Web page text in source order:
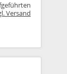
Versand